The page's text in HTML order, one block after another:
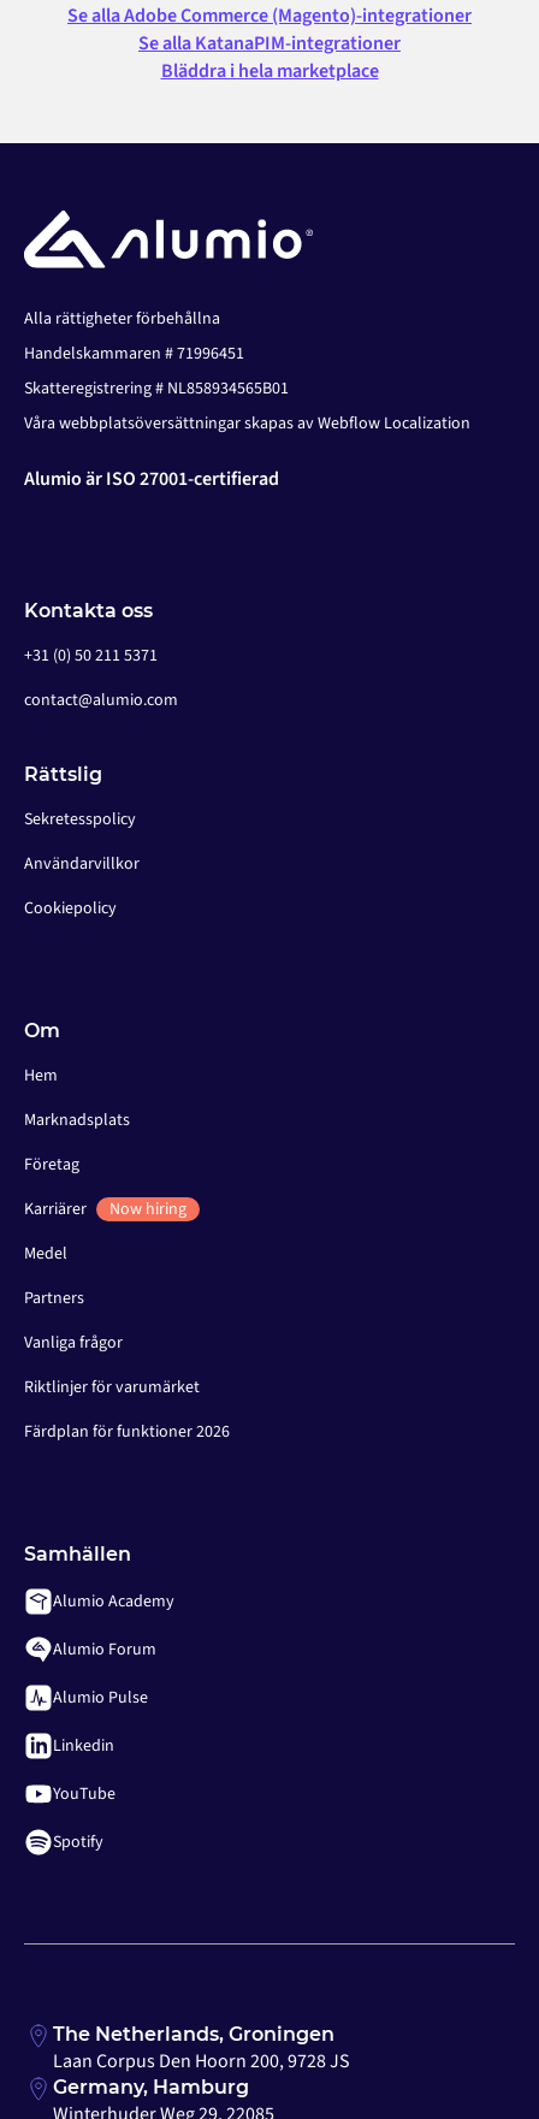
Se alla Adobe Commerce (Magento)-integrationer
Se alla KatanaPIM-integrationer
Bläddra i hela marketplace
Alla rättigheter förbehållna
Handelskammaren # 71996451
Skatteregistrering # NL858934565B01
Våra webbplatsöversättningar skapas av Webflow Localization
Alumio är ISO 27001-certifierad
Kontakta oss
+31 (0) 50 211 5371
contact@alumio.com
Rättslig
Sekretesspolicy
Användarvillkor
Cookiepolicy
Om
Hem
Marknadsplats
Företag
Karriärer
Now hiring
Medel
Partners
Vanliga frågor
Riktlinjer för varumärket
Färdplan för funktioner 2026
Samhällen
Alumio Academy
Alumio Forum
Alumio Pulse
Linkedin
YouTube
Spotify
The Netherlands, Groningen
Laan Corpus Den Hoorn 200, 9728 JS
Germany, Hamburg